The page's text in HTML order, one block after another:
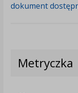
dokument
Metryczka